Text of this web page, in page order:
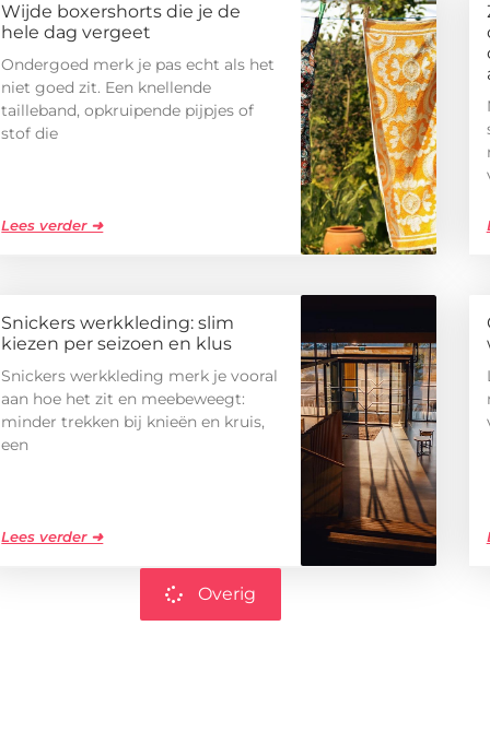
Wijde boxershorts die je de
hele dag vergeet
Ondergoed merk je pas echt als het
niet goed zit. Een knellende
tailleband, opkruipende pijpjes of
stof die
Lees verder ➜
Snickers werkkleding: slim
kiezen per seizoen en klus
Snickers werkkleding merk je vooral
aan hoe het zit en meebeweegt:
minder trekken bij knieën en kruis,
een
Lees verder ➜
Overig